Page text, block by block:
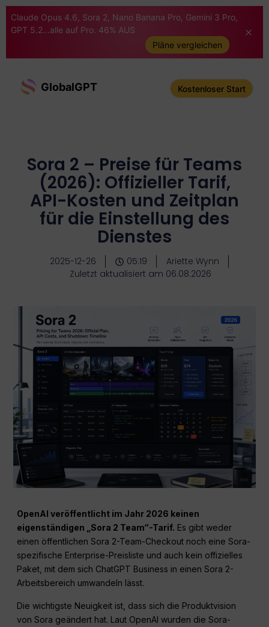
Claude Opus 4.6, Sora 2, Nano Banana Pro, Gemini 3 Pro,
GPT 5.2...alle auf Pro. 46% AUS
Pläne vergleichen
GlobalGPT Kostenloser Start
Sora 2 – Preise für Teams
(2026): Offizieller Tarif,
API-Kosten und Zeitplan
für die Einstellung des
Dienstes
2025-12-26 05:19
Ariette Wynn
Zuletzt aktualisiert am 06.08.2026
OpenAI veröffentlicht im Jahr 2026 keinen
eigenständigen „Sora 2 Team“-Tarif. Es gibt weder
einen öffentlichen Sora 2-Team-Checkout noch eine Sora-
spezifische Enterprise-Preisliste und auch kein offizielles
Paket, mit dem sich ChatGPT Business in einen Sora 2-
Arbeitsbereich umwandeln lässt.
Die wichtigste Neuigkeit ist, dass sich die Produktvision
von Sora geändert hat. Laut OpenAI wurden die Sora-